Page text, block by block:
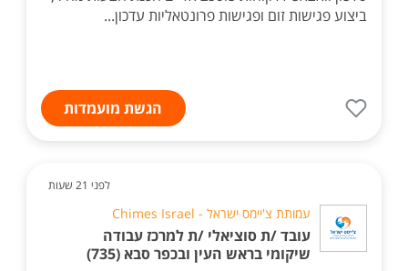
ביצוע פגישות זום ופגישות פרונטאליות עדכון...
הגשת מועמדות
לפני 21 שעות
עמותת צ'יימס ישראל - Chimes Israel
עובד /ת סוציאלי /ת למרכז עבודה
שיקומי בראש העין ובכפר סבא (735)